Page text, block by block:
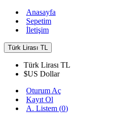
Anasayfa
Sepetim
İletişim
Türk Lirası TL
Türk Lirası TL
$US Dollar
Oturum Aç
Kayıt Ol
A. Listem (0)